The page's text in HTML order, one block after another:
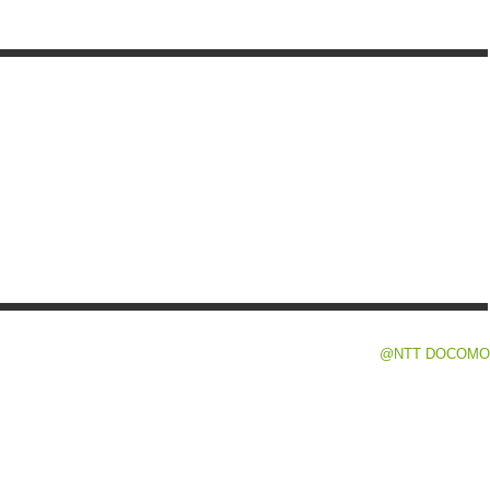
@NTT DOCOMO